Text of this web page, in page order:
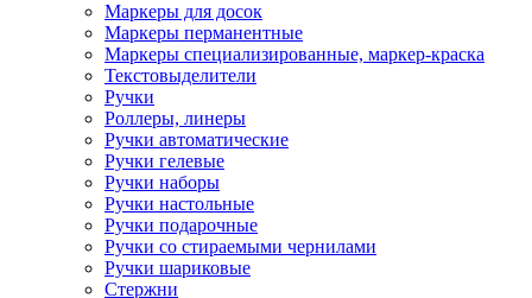
Маркеры для досок
Маркеры перманентные
Маркеры специализированные, маркер-краска
Текстовыделители
Ручки
Роллеры, линеры
Ручки автоматические
Ручки гелевые
Ручки наборы
Ручки настольные
Ручки подарочные
Ручки со стираемыми чернилами
Ручки шариковые
Стержни